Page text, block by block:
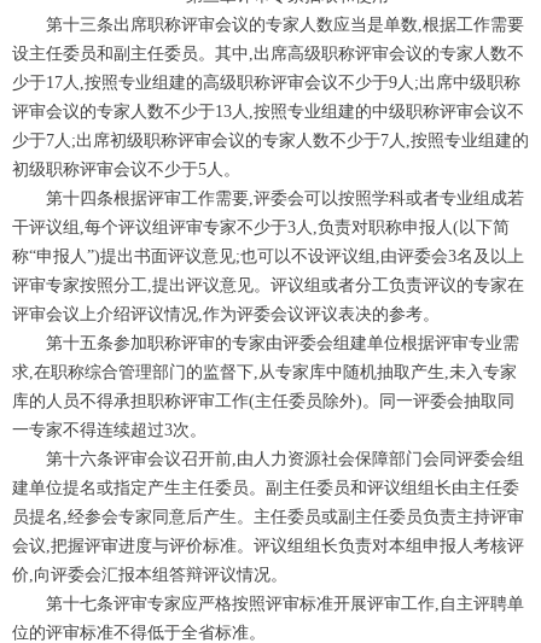
第十三条出席职称评审会议的专家人数应当是单数,根据工作需要
设主任委员和副主任委员。其中,出席高级职称评审会议的专家人数不
少于17人,按照专业组建的高级职称评审会议不少于9人;出席中级职称
评审会议的专家人数不少于13人,按照专业组建的中级职称评审会议不
少于7人;出席初级职称评审会议的专家人数不少于7人,按照专业组建的
初级职称评审会议不少于5人。
第十四条根据评审工作需要,评委会可以按照学科或者专业组成若
干评议组,每个评议组评审专家不少于3人,负责对职称申报人(以下简
称“申报人”)提出书面评议意见;也可以不设评议组,由评委会3名及以上
评审专家按照分工,提出评议意见。评议组或者分工负责评议的专家在
评审会议上介绍评议情况,作为评委会议评议表决的参考。
第十五条参加职称评审的专家由评委会组建单位根据评审专业需
求,在职称综合管理部门的监督下,从专家库中随机抽取产生,未入专家
库的人员不得承担职称评审工作(主任委员除外)。同一评委会抽取同
一专家不得连续超过3次。
第十六条评审会议召开前,由人力资源社会保障部门会同评委会组
建单位提名或指定产生主任委员。副主任委员和评议组组长由主任委
员提名,经参会专家同意后产生。主任委员或副主任委员负责主持评审
会议,把握评审进度与评价标准。评议组组长负责对本组申报人考核评
价,向评委会汇报本组答辩评议情况。
第十七条评审专家应严格按照评审标准开展评审工作,自主评聘单
位的评审标准不得低于全省标准。